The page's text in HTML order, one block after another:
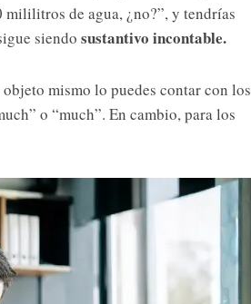
de agua, ¿no?”, y tendrías
siendo sustantivo incontable.
mismo lo puedes contar con los
o “much”. En cambio, para los